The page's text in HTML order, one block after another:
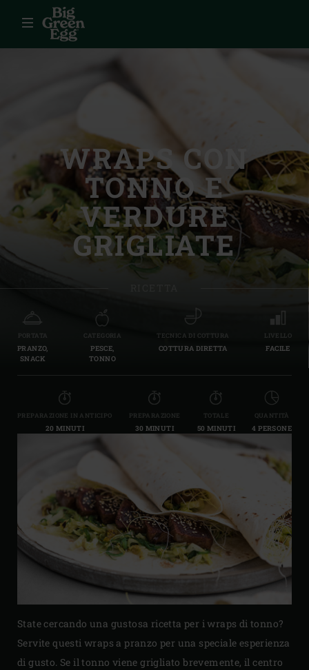
Menu
WRAPS CON
TONNO E
VERDURE
GRIGLIATE
PORTATA
PRANZO,
SNACK
CATEGORIA
PESCE,
TONNO
TECNICA DI COTTURA
COTTURA DIRETTA
LIVELLO
FACILE
PREPARAZIONE IN ANTICIPO
20 MINUTI
PREPARAZIONE
30 MINUTI
TOTALE
50 MINUTI
QUANTITÀ
4 PERSONE
State cercando una gustosa ricetta per i wraps di tonno?
Servite questi wraps a pranzo per una speciale esperienza
di gusto. Se il tonno viene grigliato brevemente, il centro